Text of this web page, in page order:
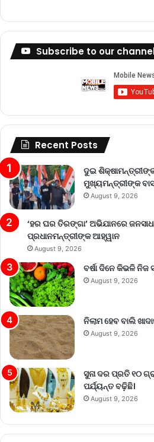
Subscribe to our
Recent Posts
ଦୁଇ
ମୁଖ୍ୟମନ୍ତ୍ରୀଙ୍କ
August 9, 2026
‘ହର ଘର ତିରଙ୍ଗା’ ଅଭିଯାନରେ
ପ୍ରଧାନମନ୍ତ୍ରୀଙ୍କ ଆହ୍ୱାନ
August 9, 2026
ବର୍ଷା ଦିନେ କିଭଳି
August 9, 2026
ନିଲାମ ହେବ ବାଲି
August 9, 2026
ସୁନା ଦର ପ୍ରତି ୧୦
ପର୍ଯ୍ୟନ୍ତ ବଢ଼ିଛି।
August 9, 2026